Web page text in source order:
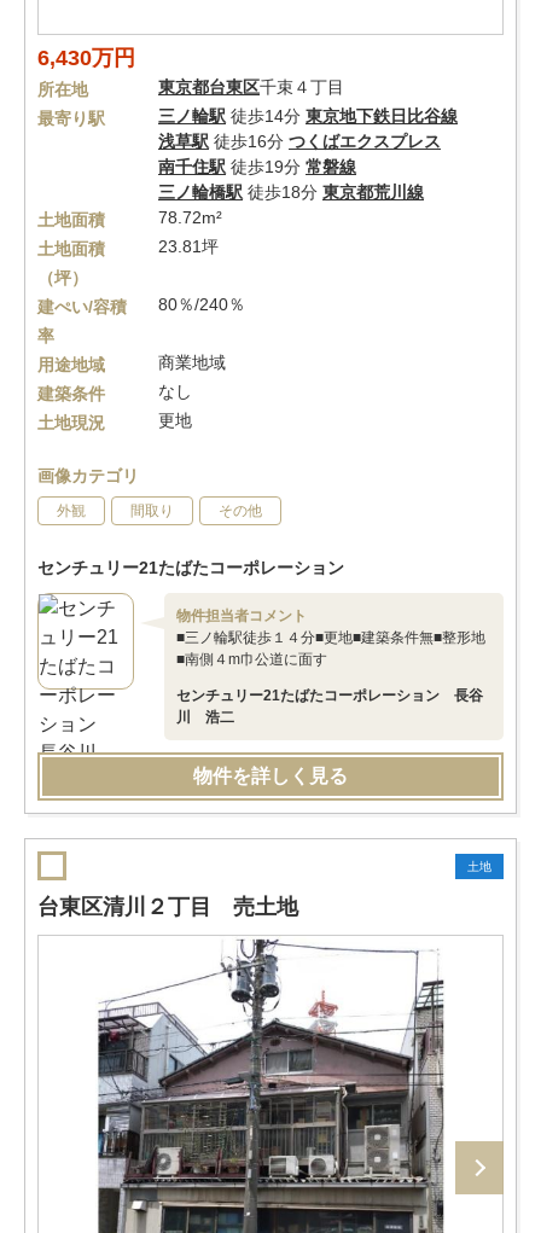
6,430万円
所在地 東京都台東区千束４丁目
最寄り駅
三ノ輪駅 徒歩14分 東京地下鉄日比谷線
浅草駅 徒歩16分 つくばエクスプレス
南千住駅 徒歩19分 常磐線
三ノ輪橋駅 徒歩18分 東京都荒川線
土地面積
78.72m²
土地面積
（坪）
23.81坪
建ぺい/容積
率
80％/240％
用途地域
商業地域
建築条件
なし
土地現況
更地
画像カテゴリ
外観 間取り その他
センチュリー21たばたコーポレーション
物件担当者コメント
■三ノ輪駅徒歩１４分■更地■建築条件無■整形地
■南側４m巾公道に面す
センチュリー21たばたコーポレーション 長谷
川 浩二
物件を詳しく見る
土地
台東区清川２丁目 売土地